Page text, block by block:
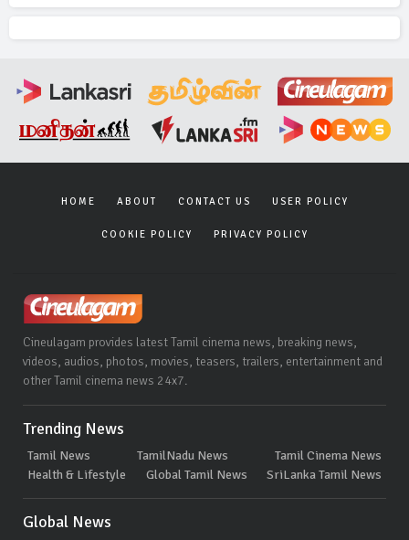
HOME ABOUT CONTACT US USER POLICY
COOKIE POLICY PRIVACY POLICY
Cineulagam provides latest Tamil cinema news, breaking news,
videos, audios, photos, movies, teasers, trailers, entertainment and
other Tamil cinema news 24x7.
Trending News
Tamil News TamilNadu News
Tamil Cinema News
Health & Lifestyle
Global Tamil News SriLanka Tamil News
Global News